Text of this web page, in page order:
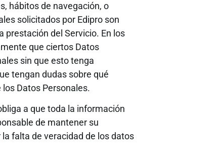
hábitos de navegación, o
solicitados por Edipro son
prestación del Servicio. En los
que ciertos Datos
sin que esto tenga
tengan dudas sobre qué
Datos Personales.
a que toda la información
de mantener su
falta de veracidad de los datos